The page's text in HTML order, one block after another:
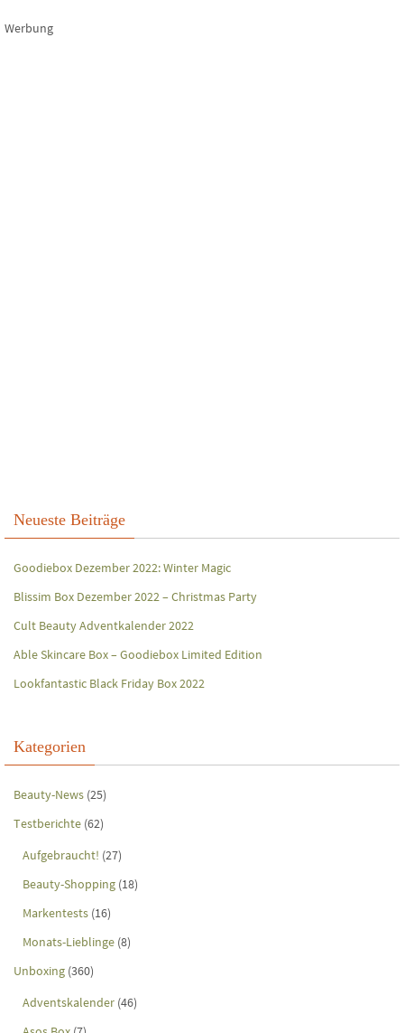
Werbung
Neueste Beiträge
Goodiebox Dezember 2022: Winter Magic
Blissim Box Dezember 2022 – Christmas Party
Cult Beauty Adventkalender 2022
Able Skincare Box – Goodiebox Limited Edition
Lookfantastic Black Friday Box 2022
Kategorien
Beauty-News (25)
Testberichte (62)
Aufgebraucht! (27)
Beauty-Shopping (18)
Markentests (16)
Monats-Lieblinge (8)
Unboxing (360)
Adventskalender (46)